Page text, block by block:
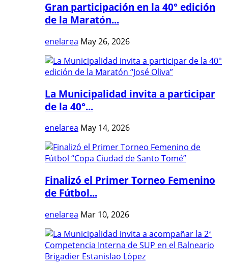
Gran participación en la 40° edición
de la Maratón...
enelarea May 26, 2026
La Municipalidad invita a participar
de la 40°...
enelarea May 14, 2026
Finalizó el Primer Torneo Femenino
de Fútbol...
enelarea Mar 10, 2026